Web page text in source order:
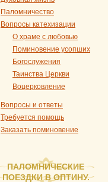
Паломничество
Вопросы катехизации
О храме с любовью
Поминовение усопших
Богослужения
Таинства Церкви
Воцерковление
Вопросы и ответы
Требуется помощь
Заказать поминовение
ПАЛОМНИЧЕСКИЕ
ПОЕЗДКИ В ОПТИНУ.